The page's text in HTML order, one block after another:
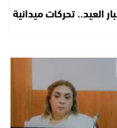
العيد.. تحركات ميدانية